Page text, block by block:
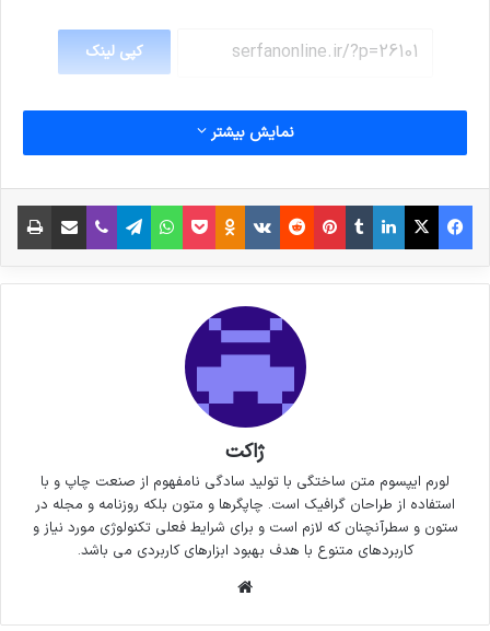
کپی لینک
نمایش بیشتر
فیس بوک X لینکدین
‫تامبلر‫پین‌ترست
‫رددیت‫VKontakte
‫Odnoklassniki
پاکتواتس آپ تلگراموایبر اشتراک گذاری از طریق ایمیل
ژاکت
لورم ایپسوم متن ساختگی با تولید سادگی نامفهوم از صنعت چاپ و با
استفاده از طراحان گرافیک است. چاپگرها و متون بلکه روزنامه و مجله در
ستون و سطرآنچنان که لازم است و برای شرایط فعلی تکنولوژی مورد نیاز و
کاربردهای متنوع با هدف بهبود ابزارهای کاربردی می باشد.